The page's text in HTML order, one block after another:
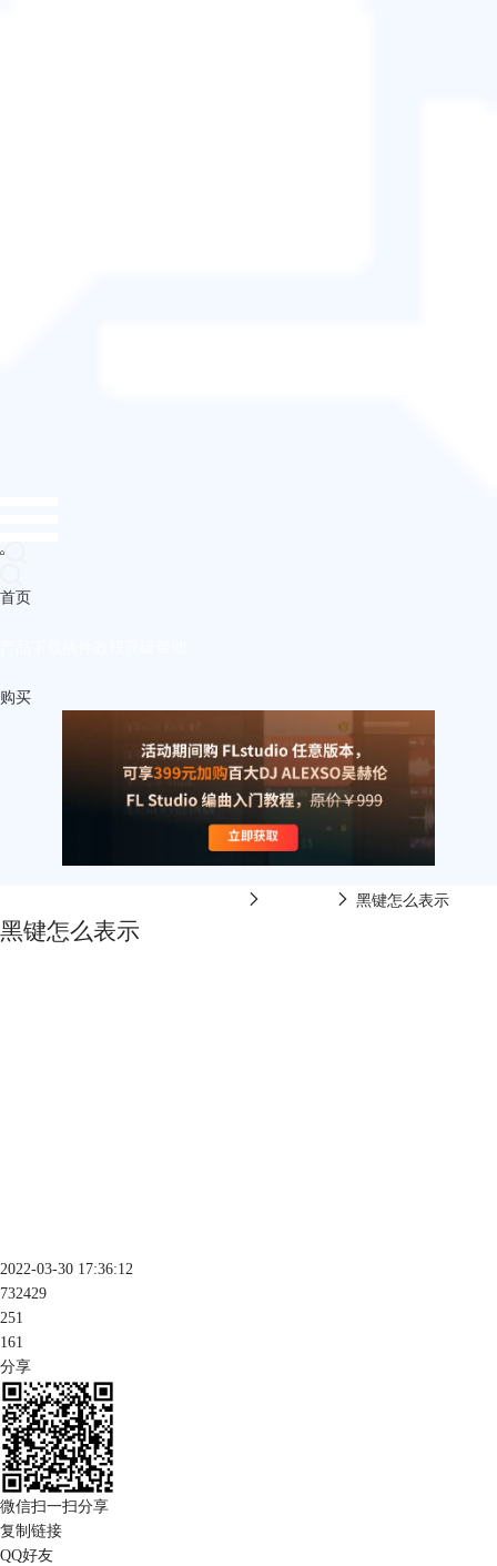
首页
购买
黑键怎么表示
黑键怎么表示
2022-03-30 17:36:12
732429
251
161
分享
微信扫一扫分享
复制链接
QQ好友